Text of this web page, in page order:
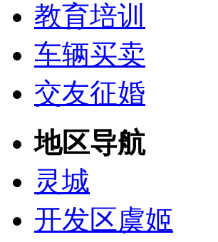
教育培训
车辆买卖
交友征婚
地区导航
灵城
开发区虞姬